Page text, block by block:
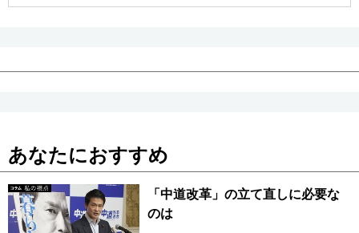
あなたにおすすめ
「中道改革」の立て直しに必要な
のは